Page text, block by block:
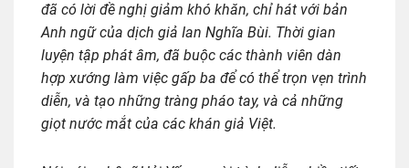
đã có lời đề nghị giảm khó khăn, chỉ hát với bản
Anh ngữ của dịch giả Ian Nghĩa Bùi. Thời gian
luyện tập phát âm, đã buộc các thành viên dàn
hợp xướng làm việc gấp ba để có thể trọn vẹn trình
diễn, và tạo những tràng pháo tay, và cả những
giọt nước mắt của các khán giả Việt.